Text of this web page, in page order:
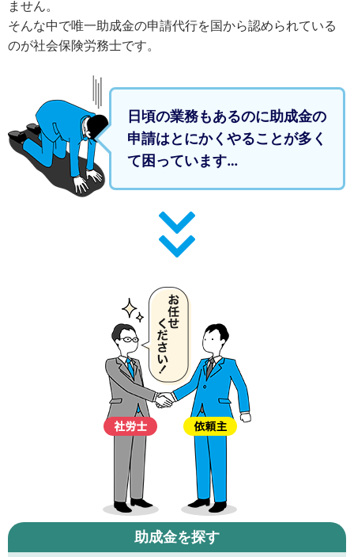
ません。
そんな中で唯一助成金の申請代行を国から認められている
のが社会保険労務士です。
日頃の業務もあるのに助成金の
申請はとにかくやることが多く
て困っています…
助成金を探す